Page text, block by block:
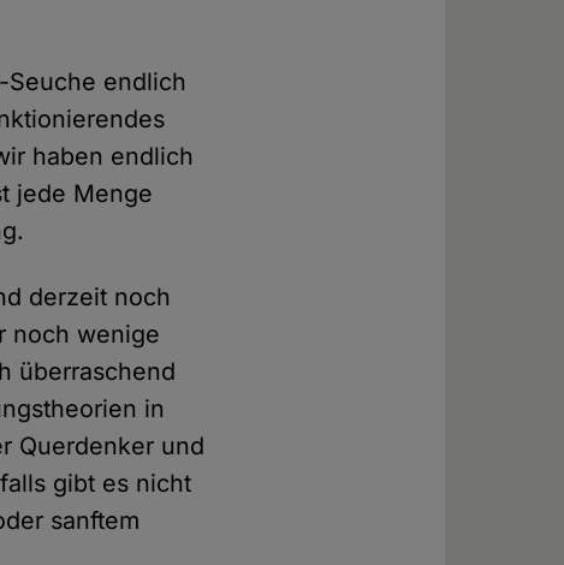
endlich
haben endlich
jede Menge
derzeit noch
noch wenige
überraschend
in
Querdenker und
gibt es nicht
sanftem